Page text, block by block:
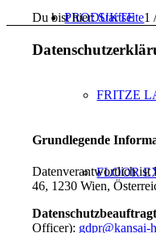
PRODUKTE
FRITZE
FLOOR
Du bist hier: Startseite1
Grundlegende
Datenverantwortlich ist
46, 1230 Wien,
Officer): gdpr@kansai-